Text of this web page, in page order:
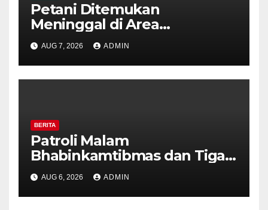
Petani Ditemukan
Meninggal di Area
Persawahan Kalibeji, Polisi
Pastikan Tidak Ada Tanda
Kekerasan
AUG 7, 2026 ADMIN
BERITA
Patroli Malam
Bhabinkamtibmas dan Tiga
Pilar Kelurahan Ungaran
Perkuat Kamtibmas, Warga
Diajak Aktifkan Ronda
AUG 6, 2026 ADMIN